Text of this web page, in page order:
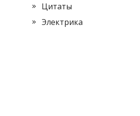
Цитаты
Электрика